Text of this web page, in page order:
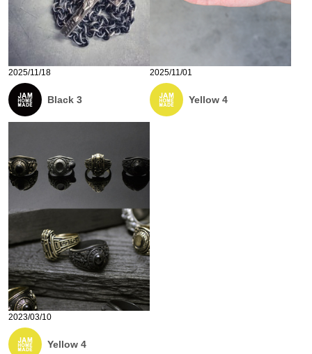
2025/11/18
Black 3
2025/11/01
Yellow 4
2023/03/10
Yellow 4